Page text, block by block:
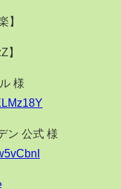
】
】
様
ン 公式 様